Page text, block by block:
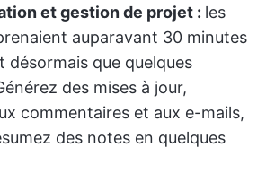
et gestion de projet : les
auparavant 30 minutes
désormais que quelques
des mises à jour,
commentaires et aux e-mails,
des notes en quelques